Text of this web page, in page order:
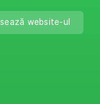
website-ul